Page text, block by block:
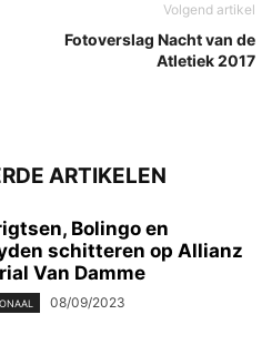
Volgend artikel
Fotoverslag Nacht van de
Atletiek 2017
ARTIKELEN
Bolingo en
schitteren op Allianz
Van Damme
08/09/2023